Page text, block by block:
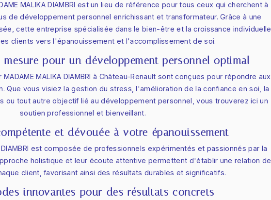
MALIKA DIAMBRI est un lieu de référence pour tous ceux qui cherchent à
de développement personnel enrichissant et transformateur. Grâce à une
cette entreprise spécialisée dans le bien-être et la croissance individuelle
clients vers l'épanouissement et l'accomplissement de soi.
mesure pour un développement personnel optimal
MALIKA DIAMBRI à Château-Renault sont conçues pour répondre aux
Que vous visiez la gestion du stress, l'amélioration de la confiance en soi, la
ou tout autre objectif lié au développement personnel, vous trouverez ici un
soutien professionnel et bienveillant.
et dévouée à votre épanouissement
DIAMBRI est composée de professionnels expérimentés et passionnés par la
holistique et leur écoute attentive permettent d'établir une relation de
client, favorisant ainsi des résultats durables et significatifs.
innovantes pour des résultats concrets